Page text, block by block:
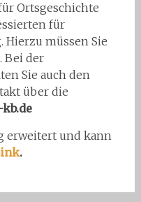
Ortsgeschichte
für
Hierzu müssen Sie
Bei der
Sie auch den
über die
erweitert und kann
.